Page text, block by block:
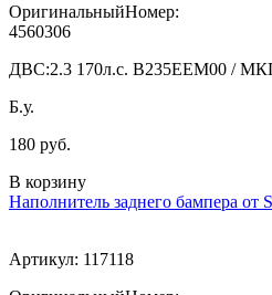
ОригинальныйНомер:
4560306
ДВС:2.3 170л.с. В235ЕЕМ00 /
Б.у.
180 руб.
В корзину
Наполнитель заднего бампера от
Артикул: 117118